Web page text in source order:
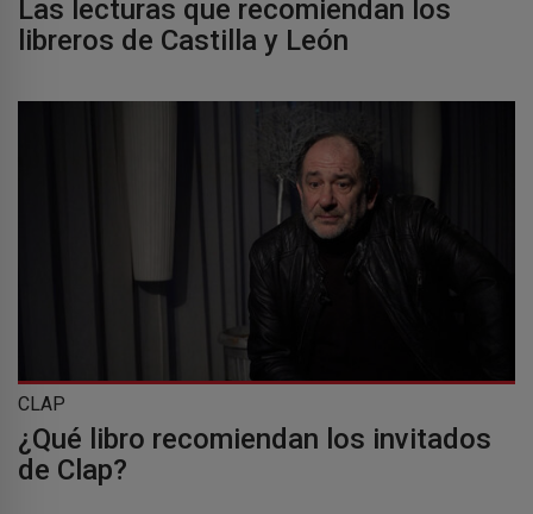
Las lecturas que recomiendan los
libreros de Castilla y León
CLAP
¿Qué libro recomiendan los invitados
de Clap?